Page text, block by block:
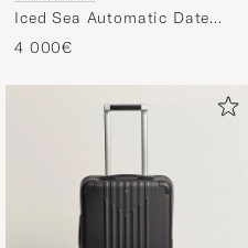
Iced Sea Automatic Date
Black
4 000€